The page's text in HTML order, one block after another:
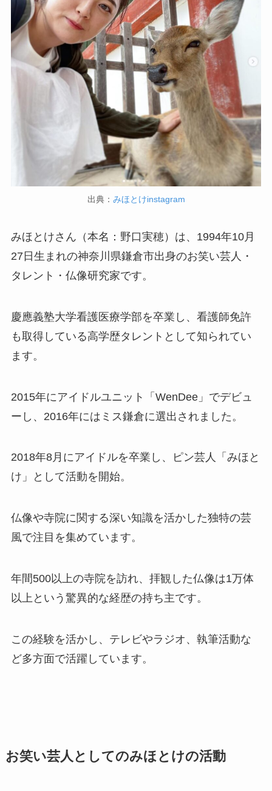
出典： みほとけinstagram
みほとけさん（本名：野口実穂）は、1994年10月
27日生まれの神奈川県鎌倉市出身のお笑い芸人・
タレント・仏像研究家です。
慶應義塾大学看護医療学部を卒業し、看護師免許
も取得している高学歴タレントとして知られてい
ます。
2015年にアイドルユニット「WenDee」でデビュ
ーし、2016年にはミス鎌倉に選出されました。
2018年8月にアイドルを卒業し、ピン芸人「みほと
け」として活動を開始。
仏像や寺院に関する深い知識を活かした独特の芸
風で注目を集めています。
年間500以上の寺院を訪れ、拝観した仏像は1万体
以上という驚異的な経歴の持ち主です。
この経験を活かし、テレビやラジオ、執筆活動な
ど多方面で活躍しています。
お笑い芸人としてのみほとけの活動